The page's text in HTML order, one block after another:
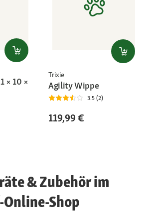
× 10 ×
Trixie
Agility Wippe
3.5 (2)
119,99 €
& Zubehör im
Shop